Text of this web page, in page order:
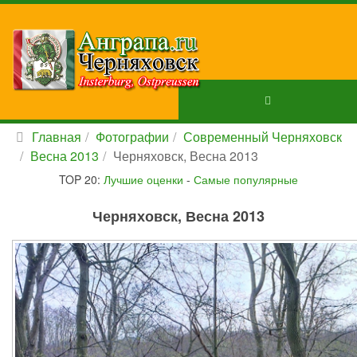
Главная Фотографии
Современный Черняховск
Весна 2013
Черняховск, Весна 2013
TOP 20: Лучшие оценки - Самые популярные
Черняховск, Весна 2013